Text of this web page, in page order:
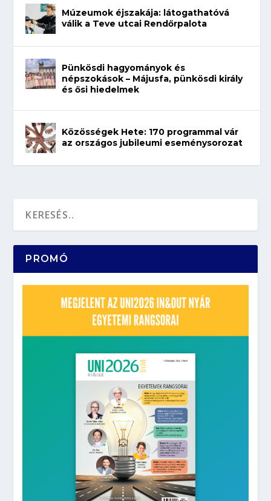
Múzeumok éjszakája: látogathatóvá
válik a Teve utcai Rendőrpalota
Pünkösdi hagyományok és
népszokások – Májusfa, pünkösdi király
és ősi hiedelmek
Közösségek Hete: 170 programmal vár
az országos jubileumi eseménysorozat
PROMÓ